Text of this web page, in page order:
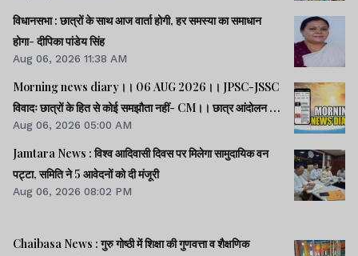
विधानसभा : छात्रों के साथ आज वार्ता होगी, हर समस्या का समाधान
होगा- दीपिका पांडेय सिंह
Aug 06, 2026 11:38 AM
Morning news diary।। 06 AUG 2026।। JPSC-JSSC
विवादः छात्रों के हित से कोई समझौता नहीं- CM।। छात्र आंदोलन के
समर्थन में झारखंड आएंगे अभिजीत दीपके।। जब तक अमित शाह सदन
में जवाब नहीं देते, चर्चा नहीं होगीः राहुल।। समेत कई खबरें व वीडियो.
Aug 06, 2026 05:00 AM
Jamtara News : विश्व आदिवासी दिवस पर मिलेगा सामुदायिक वन
पट्टा, समिति ने 5 आवेदनों को दी मंजूरी
Aug 06, 2026 08:02 PM
Chaibasa News : गुरु गोष्ठी में शिक्षा की गुणवत्ता व शैक्षणिक